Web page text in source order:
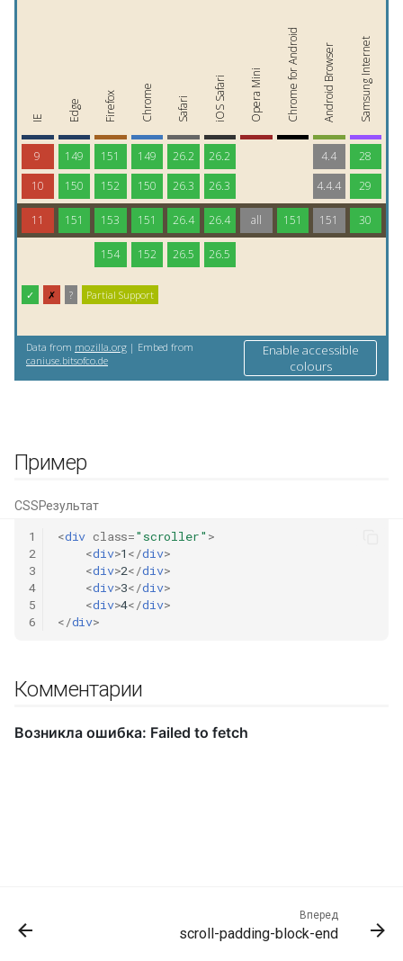
Пример
CSSРезультат
1
2
3
4
5
6
<div class="scroller" >
<div>1 </div>
<div>2</div>
<div>3</div>
<div>4</div>
</div>
Комментарии
Вперед
scroll-padding-block-end